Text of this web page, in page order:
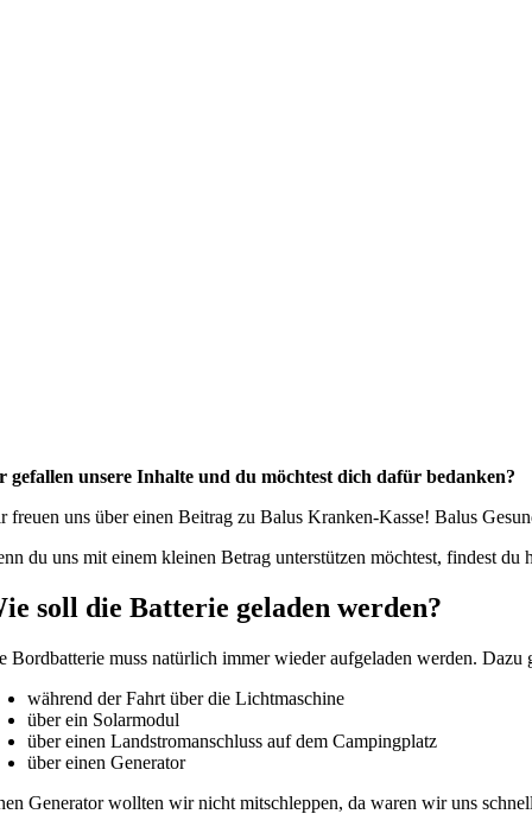
gefallen unsere Inhalte und du möchtest dich dafür bedanken?
freuen uns über einen Beitrag zu Balus Kranken-Kasse! Balus
du uns mit einem kleinen Betrag unterstützen möchtest, findest du
soll die Batterie geladen werden?
Bordbatterie muss natürlich immer wieder aufgeladen werden. Dazu
während der Fahrt über die Lichtmaschine
über ein Solarmodul
über einen Landstromanschluss auf dem Campingplatz
über einen Generator
Generator wollten wir nicht mitschleppen, da waren wir uns